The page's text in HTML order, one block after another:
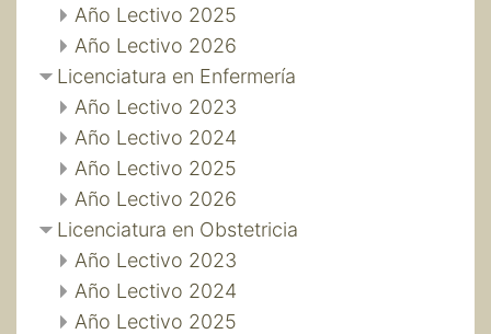
Año Lectivo 2025
Año Lectivo 2026
Licenciatura en Enfermería
Año Lectivo 2023
Año Lectivo 2024
Año Lectivo 2025
Año Lectivo 2026
Licenciatura en Obstetricia
Año Lectivo 2023
Año Lectivo 2024
Año Lectivo 2025